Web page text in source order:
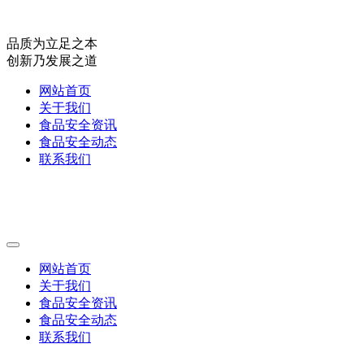
品质为立足之本
创新乃发展之道
网站首页
关于我们
食品安全资讯
食品安全动态
联系我们
网站首页
关于我们
食品安全资讯
食品安全动态
联系我们